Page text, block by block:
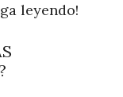
leyendo!